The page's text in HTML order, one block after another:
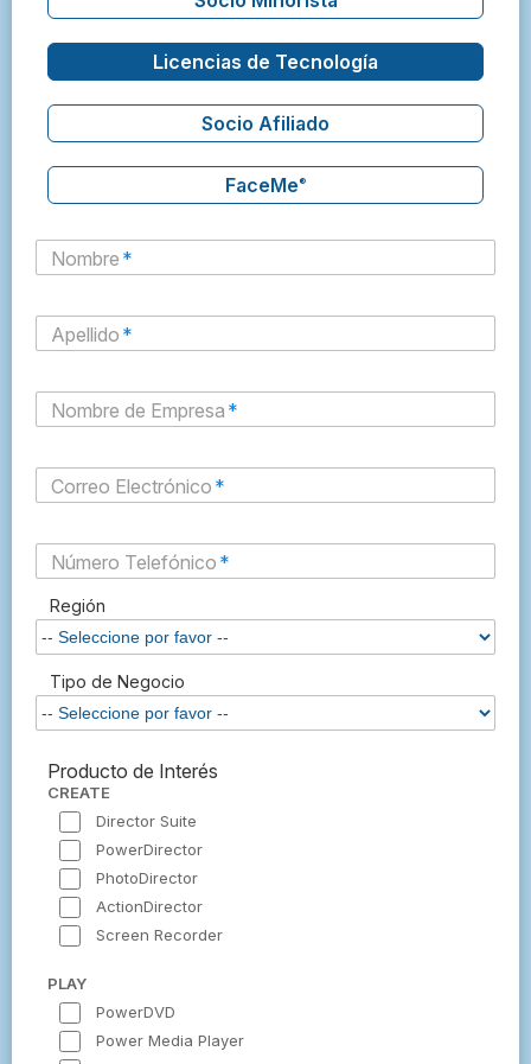
Licencias de Tecnología
Socio Afiliado
FaceMe ®
Nombre *
Apellido *
Nombre de Empresa *
Correo Electrónico *
Número Telefónico *
Región
Tipo de Negocio
Producto de Interés
CREATE
Director Suite
PowerDirector
PhotoDirector
ActionDirector
Screen Recorder
PLAY
PowerDVD
Power Media Player